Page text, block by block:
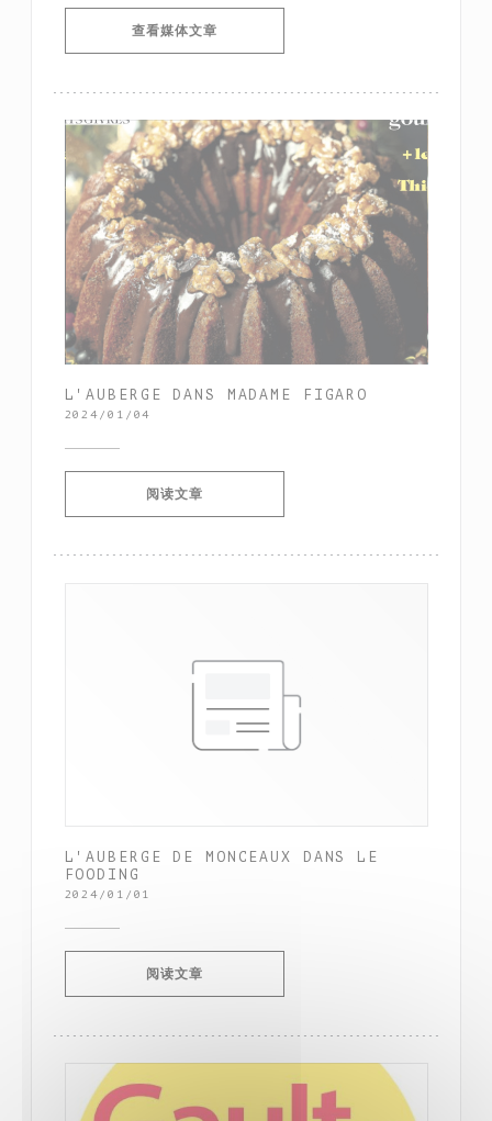
查看媒体文章((在新窗口中打开))
L'AUBERGE DANS MADAME FIGARO
2024/01/04
阅读文章((在新窗口中打开))
L'AUBERGE DE MONCEAUX DANS LE
FOODING
2024/01/01
阅读文章((在新窗口中打开))